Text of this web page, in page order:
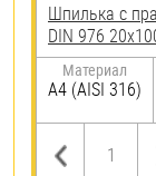
Шпилька с
DIN 976
Материал
A4 (AISI 316)